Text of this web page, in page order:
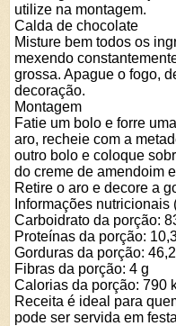
utilize na montagem.
Calda de chocolate
Misture bem todos os
mexendo
grossa. Apague o fogo,
decoração.
Montagem
Fatie um bolo e forre
aro, recheie com a
outro bolo e coloque
do creme de amendoim
Retire o aro e decore a
Informações
Carboidrato da porção:
Proteínas da porção:
Gorduras da porção:
Fibras da porção: 4 g
Calorias da porção: 790
Receita é ideal para
pode ser servida em